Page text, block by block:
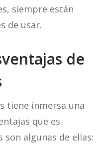
siempre están
de usar.
de
tiene inmersa una
que es
son algunas de ellas: